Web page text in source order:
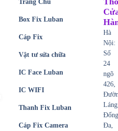
Trang Chủ
Box Fix Luban
Cáp Fix
Vật tư sửa chữa
IC Face Luban
IC WIFI
Thanh Fix Luban
Cáp Fix Camera
Hà
Nội:
Số
24
ngõ
426,
Đống
Đa,